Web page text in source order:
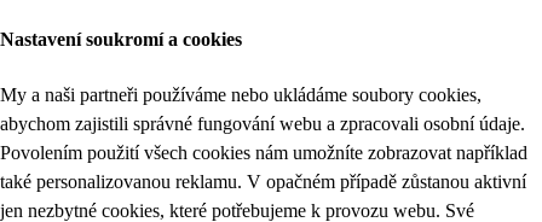
Nastavení soukromí a cookies
My a naši partneři používáme nebo ukládáme soubory cookies,
abychom zajistili správné fungování webu a zpracovali osobní údaje.
Povolením použití všech cookies nám umožníte zobrazovat například
také personalizovanou reklamu. V opačném případě zůstanou aktivní
jen nezbytné cookies, které potřebujeme k provozu webu. Své